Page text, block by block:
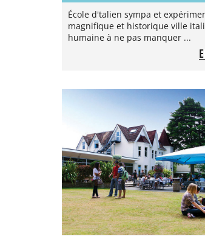
École d'talien sympa et
magnifique et historique ville
humaine à ne pas manquer ...